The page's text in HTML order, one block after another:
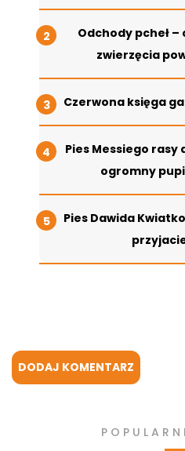
Odchody pcheł –
zwierzęcia
Czerwona księga
Pies Messiego rasy
ogromny
Pies Dawida
DODAJ KOMENTARZ